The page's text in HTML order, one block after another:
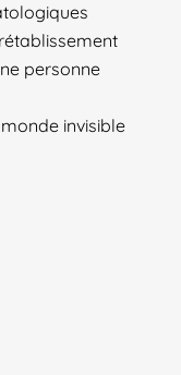
personne
invisible